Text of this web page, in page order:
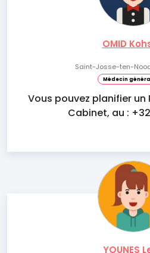
OMID
Saint-Josse-ten-
Médecin
Vous pouvez planifier un
Cabinet, au :
YOUNES